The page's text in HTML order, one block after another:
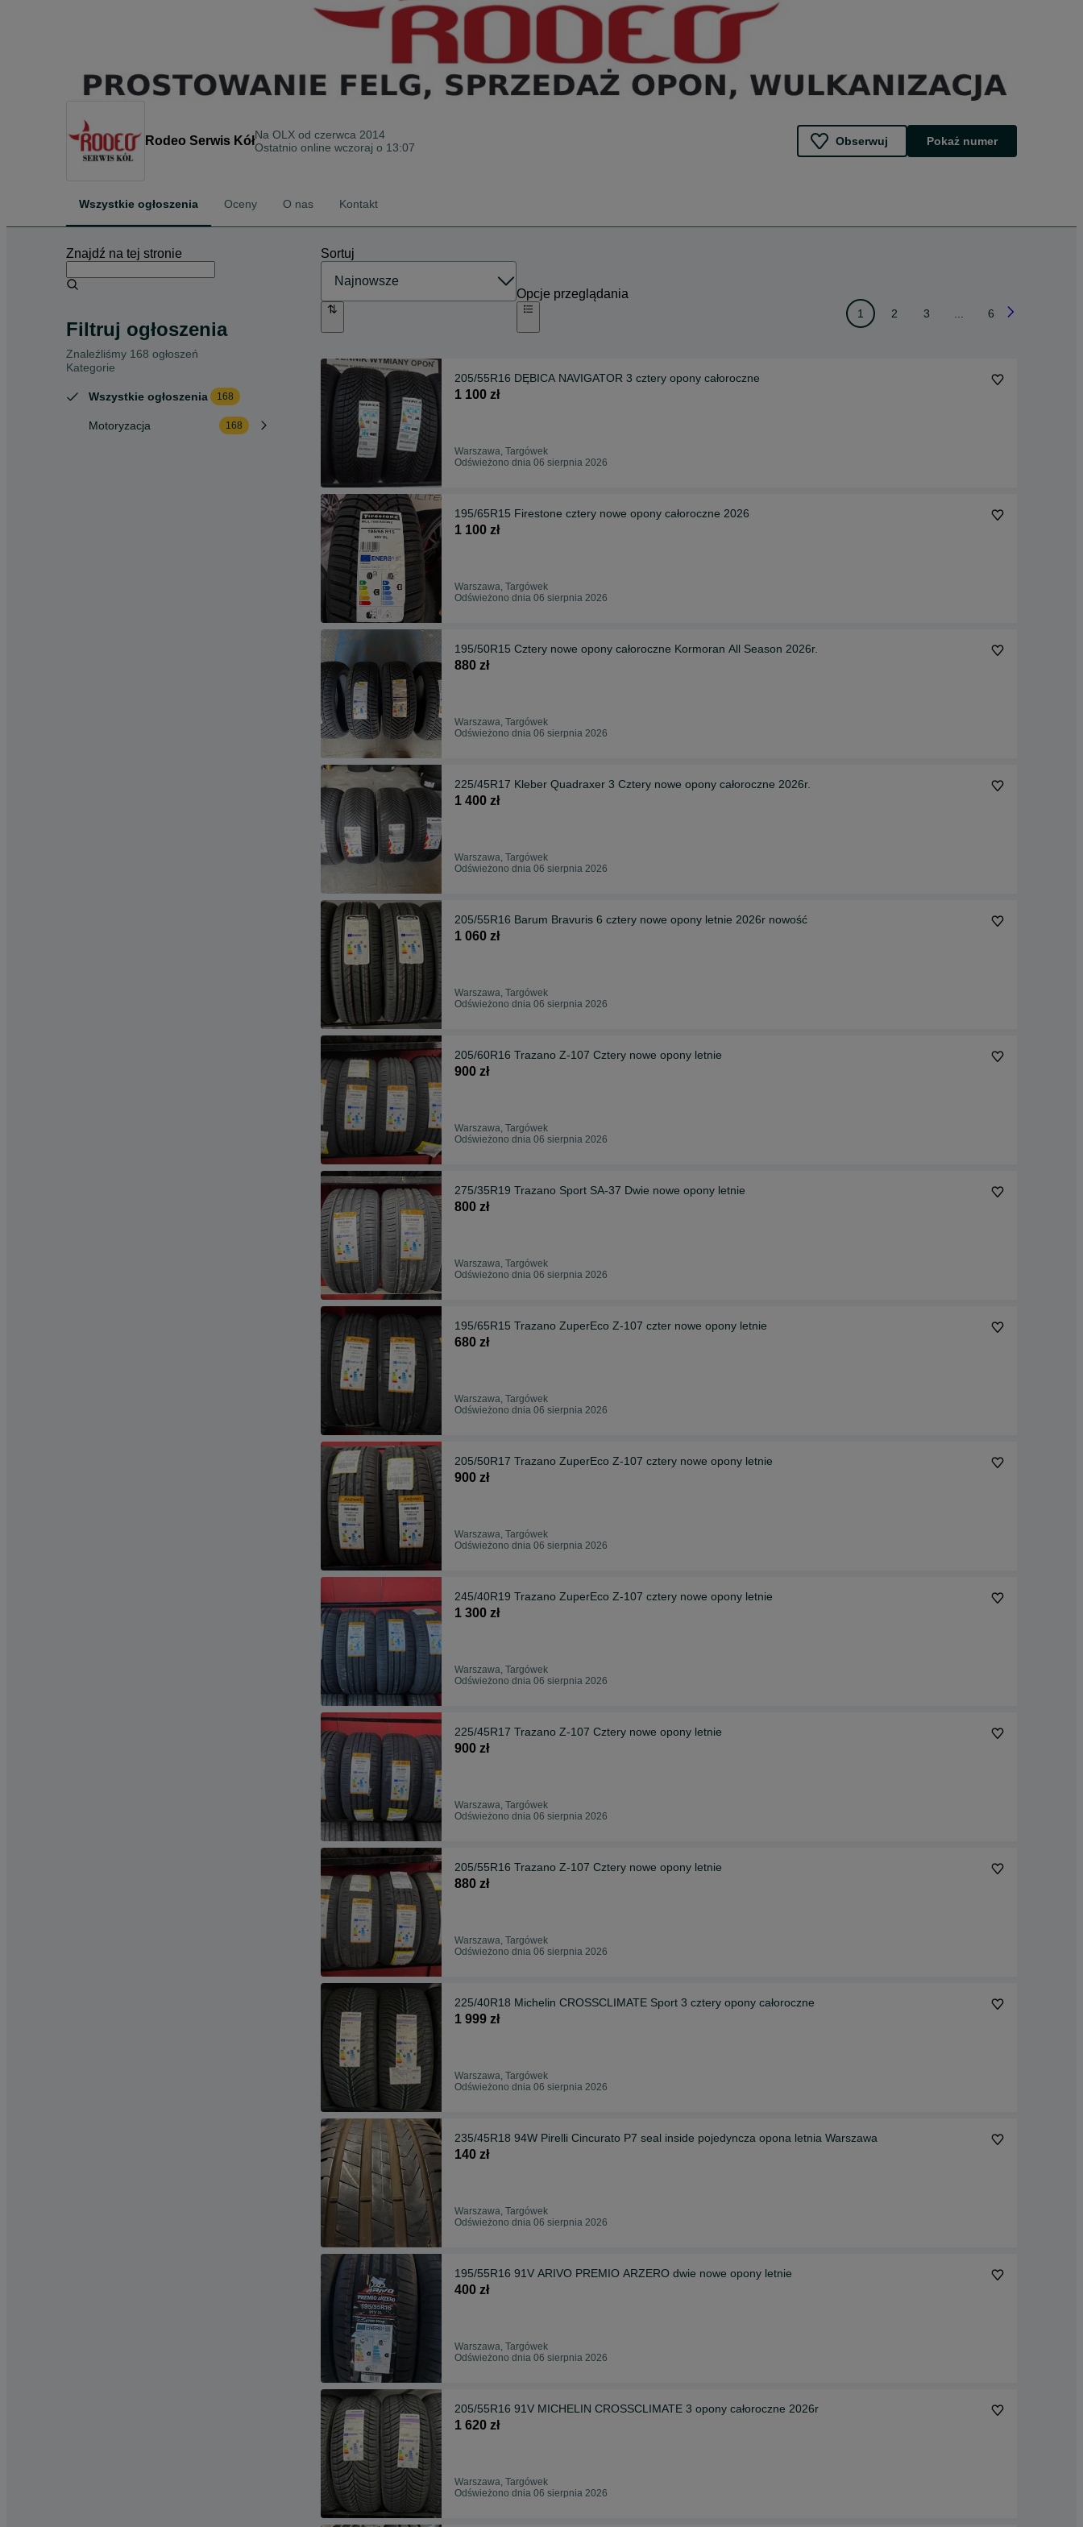
Rodeo Serwis KółNa OLX od czerwca 2014
Ostatnio online wczoraj o 13:07
Obserwuj Pokaż numer
Wszystkie ogłoszenia Oceny O nas Kontakt
Znajdź na tej stronie
Filtruj ogłoszenia
Znaleźliśmy 168 ogłoszeń
Kategorie
Wszystkie ogłoszenia 168
Motoryzacja 168
Sortuj
Opcje przeglądania
1 2 3 6
205/55R16 DĘBICA NAVIGATOR 3 cztery opony całoroczne
1 100 zł
Warszawa, Targówek
Odświeżono dnia 06 sierpnia 2026
195/65R15 Firestone cztery nowe opony całoroczne 2026
1 100 zł
Warszawa, Targówek
Odświeżono dnia 06 sierpnia 2026
195/50R15 Cztery nowe opony całoroczne Kormoran All Season 2026r.
880 zł
Warszawa, Targówek
Odświeżono dnia 06 sierpnia 2026
225/45R17 Kleber Quadraxer 3 Cztery nowe opony całoroczne 2026r.
1 400 zł
Warszawa, Targówek
Odświeżono dnia 06 sierpnia 2026
205/55R16 Barum Bravuris 6 cztery nowe opony letnie 2026r nowość
1 060 zł
Warszawa, Targówek
Odświeżono dnia 06 sierpnia 2026
205/60R16 Trazano Z-107 Cztery nowe opony letnie
900 zł
Warszawa, Targówek
Odświeżono dnia 06 sierpnia 2026
275/35R19 Trazano Sport SA-37 Dwie nowe opony letnie
800 zł
Warszawa, Targówek
Odświeżono dnia 06 sierpnia 2026
195/65R15 Trazano ZuperEco Z-107 czter nowe opony letnie
680 zł
Warszawa, Targówek
Odświeżono dnia 06 sierpnia 2026
205/50R17 Trazano ZuperEco Z-107 cztery nowe opony letnie
900 zł
Warszawa, Targówek
Odświeżono dnia 06 sierpnia 2026
245/40R19 Trazano ZuperEco Z-107 cztery nowe opony letnie
1 300 zł
Warszawa, Targówek
Odświeżono dnia 06 sierpnia 2026
225/45R17 Trazano Z-107 Cztery nowe opony letnie
900 zł
Warszawa, Targówek
Odświeżono dnia 06 sierpnia 2026
205/55R16 Trazano Z-107 Cztery nowe opony letnie
880 zł
Warszawa, Targówek
Odświeżono dnia 06 sierpnia 2026
225/40R18 Michelin CROSSCLIMATE Sport 3 cztery opony całoroczne
1 999 zł
Warszawa, Targówek
Odświeżono dnia 06 sierpnia 2026
235/45R18 94W Pirelli Cincurato P7 seal inside pojedyncza opona letnia Warszawa
140 zł
Warszawa, Targówek
Odświeżono dnia 06 sierpnia 2026
195/55R16 91V ARIVO PREMIO ARZERO dwie nowe opony letnie
400 zł
Warszawa, Targówek
Odświeżono dnia 06 sierpnia 2026
205/55R16 91V MICHELIN CROSSCLIMATE 3 opony całoroczne 2026r
1 620 zł
Warszawa, Targówek
Odświeżono dnia 06 sierpnia 2026